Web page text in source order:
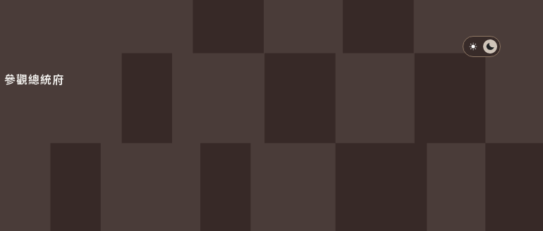
參觀總統府
淺色模式
深色模式